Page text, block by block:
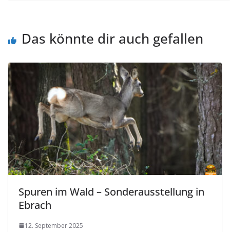
Das könnte dir auch gefallen
Spuren im Wald – Sonderausstellung in
Ebrach
12. September 2025